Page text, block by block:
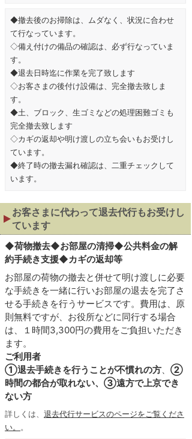
◆撤去後のお掃除は、ムダなく、状況に合わせ
て行なっています。
◇備え付けの備品の確認は、必ず行なっていま
す。
◆退去日時迄に作業を完了致します
◇お客さまの後付け設備は、完全撤去致しま
す。
◆土、ブロック、生ゴミなどの処理困難ゴミも
完全撤去致します
◇カギの返却や明け渡しの立ち会いもお受けし
ています。
◆終了時の撤去漏れ確認は、二重チェックして
います。
お客さまに代わって退去代行もお受けし
ています
◆荷物撤去◆お部屋の清掃◆公共料金の解
約手続き支援◆カギの返却等
お部屋の荷物の撤去と併せて明け渡しに必要
な手続きを一緒に行いお部屋の退去を完了さ
せる手続きを行うサービスです。費用は、原
則無料ですが、お役所などに同行する場合
は、１時間3,300円の費用をご負担いただき
ます。
ご利用者
①退去手続きを行うことが不慣れの方
②
時間の都合が取れない、③遠方で上京でき
ない方
詳しくは、 退去代行サービスのページをご覧くださ
い。
。